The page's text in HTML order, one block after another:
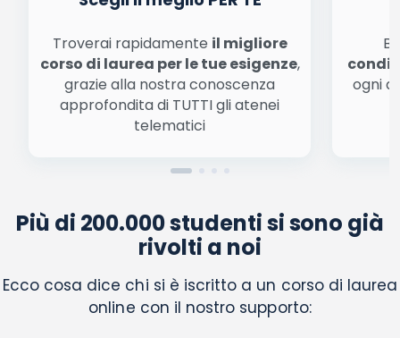
Troverai rapidamente il migliore
corso di laurea per le tue esigenze,
grazie alla nostra conoscenza
approfondita di TUTTI gli atenei
telematici
ogni
Più di 200.000 studenti si sono già
rivolti a noi
Ecco cosa dice chi si è iscritto a un corso di laurea
online con il nostro supporto: